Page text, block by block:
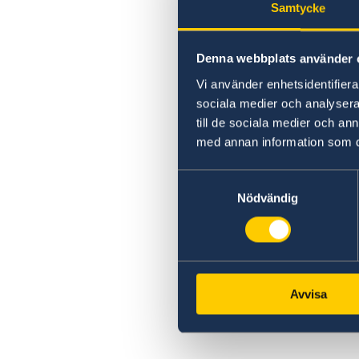
Samtycke
Denna webbplats använder
Vi använder
sociala medier och
till de sociala medier och
med annan information som
Nödvändig
Avvisa